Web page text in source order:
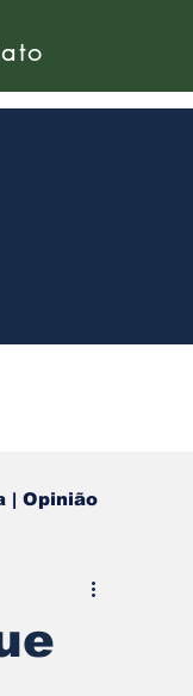
| Opinião